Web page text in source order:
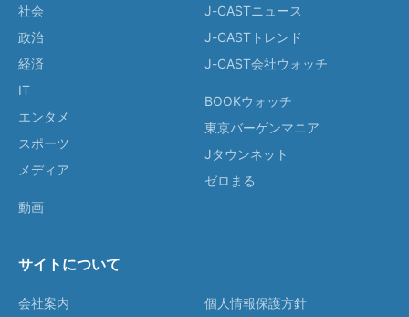
社会
政治
経済
IT
エンタメ
スポーツ
メディア
動画
J-CASTニュース
J-CASTトレンド
J-CAST会社ウォッチ
BOOKウォッチ
東京バーゲンマニア
Jタウンネット
ゼロまる
サイトについて
会社案内
個人情報保護方針